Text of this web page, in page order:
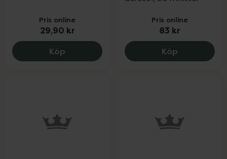
Pris online
29,90 kr
Köp Loperamid Viatris 2 mg, 29.9 kr.
Pris online
83 kr
Köp Salts